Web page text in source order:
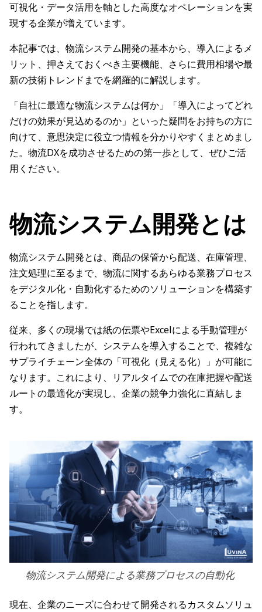
可視化・データ活用を軸とした高度なオペレーションを実
現する企業が増えています。
本記事では、物流システム開発の基本から、導入によるメ
リット、押さえておくべき主要機能、さらに費用相場や最
新の技術トレンドまでを網羅的に解説します。
「自社に最適な物流システムは何か」「導入によってどれ
だけの効果が見込めるのか」といった疑問をお持ちの方に
向けて、意思決定に役立つ情報を分かりやすくまとめまし
た。物流DXを成功させるための第一歩として、ぜひご活
用ください。
物流システム開発とは
物流システム開発とは、商品の保管から配送、在庫管理、
注文処理に至るまで、物流に関するあらゆる業務プロセス
をデジタル化・自動化するためのソリューションを構築す
ることを指します。
従来、多くの現場では紙の伝票やExcelによる手動管理が
行われてきましたが、システムを導入することで、複雑な
サプライチェーン全体の「可視化（見える化）」が可能に
なります。これにより、リアルタイムでの在庫把握や配送
ルートの最適化が実現し、企業の競争力強化に直結しま
す。
物流システム開発による業務プロセスの自動化
現在、企業のニーズに合わせて開発されるカスタムソリュ